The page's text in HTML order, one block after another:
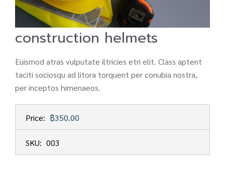
construction helmets
Euismod atras vulputate iltricies etri elit. Class aptent
taciti sociosqu ad litora torquent per conubia nostra,
per inceptos himenaeos.
Price: ฿350.00
SKU: 003